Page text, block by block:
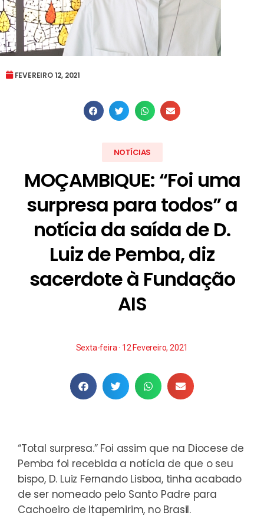
FEVEREIRO 12, 2021
NOTÍCIAS
MOÇAMBIQUE: “Foi uma
surpresa para todos” a
notícia da saída de D.
Luiz de Pemba, diz
sacerdote à Fundação
AIS
Sexta-feira · 12 Fevereiro, 2021
“Total surpresa.” Foi assim que na Diocese de
Pemba foi recebida a notícia de que o seu
bispo, D. Luiz Fernando Lisboa, tinha acabado
de ser nomeado pelo Santo Padre para
Cachoeiro de Itapemirim, no Brasil.